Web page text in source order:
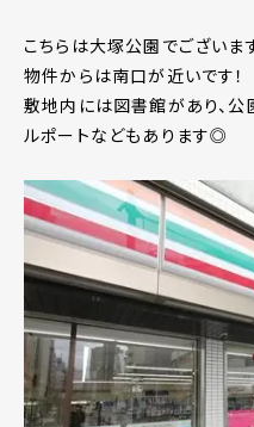
こちらは大塚公園でございます
物件からは南口が近いです！
敷地内には図書館があり、
ルポートなどもあります◎